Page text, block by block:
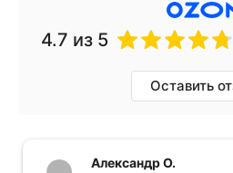
4.7 из 5
Оставить
Александр О.